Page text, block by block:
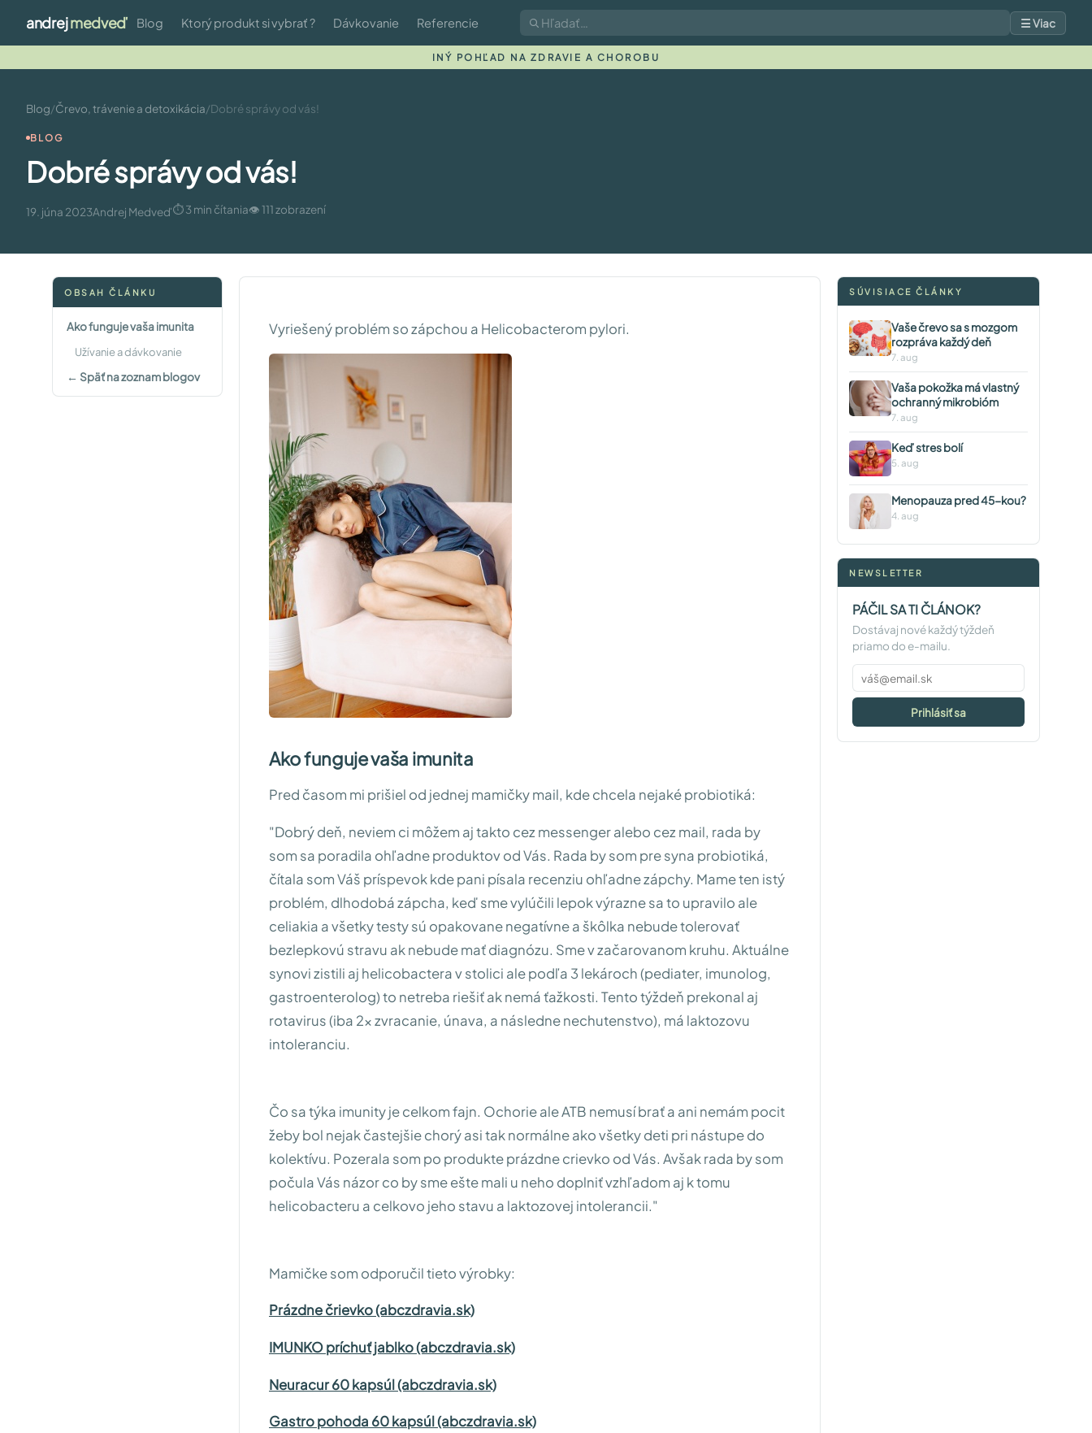
andrejmedveď Blog Ktorý produkt si vybrať ? Dávkovanie Referencie ☰ Viac
INÝ POHĽAD NA ZDRAVIE A CHOROBU
Blog/Črevo, trávenie a detoxikácia/Dobré správy od vás!
BLOG
Dobré správy od vás!
19. júna 2023Andrej Medveď⏱ 3 min čítania👁 111 zobrazení
OBSAH ČLÁNKU
Ako funguje vaša imunita
Užívanie a dávkovanie
← Späť na zoznam blogov
Vyriešený problém so zápchou a Helicobacterom pylori.
Ako funguje vaša imunita
Pred časom mi prišiel od jednej mamičky mail, kde chcela nejaké probiotiká:
"Dobrý deň, neviem ci môžem aj takto cez messenger alebo cez mail, rada by
som sa poradila ohľadne produktov od Vás. Rada by som pre syna probiotiká,
čítala som Váš príspevok kde pani písala recenziu ohľadne zápchy. Mame ten istý
problém, dlhodobá zápcha, keď sme vylúčili lepok výrazne sa to upravilo ale
celiakia a všetky testy sú opakovane negatívne a škôlka nebude tolerovať
bezlepkovú stravu ak nebude mať diagnózu. Sme v začarovanom kruhu. Aktuálne
synovi zistili aj helicobactera v stolici ale podľa 3 lekároch (pediater, imunolog,
gastroenterolog) to netreba riešiť ak nemá ťažkosti. Tento týždeň prekonal aj
rotavirus (iba 2x zvracanie, únava, a následne nechutenstvo), má laktozovu
intoleranciu.
Čo sa týka imunity je celkom fajn. Ochorie ale ATB nemusí brať a ani nemám pocit
žeby bol nejak častejšie chorý asi tak normálne ako všetky deti pri nástupe do
kolektívu. Pozerala som po produkte prázdne crievko od Vás. Avšak rada by som
počula Vás názor co by sme ešte mali u neho doplniť vzhľadom aj k tomu
helicobacteru a celkovo jeho stavu a laktozovej intolerancii."
Mamičke som odporučil tieto výrobky:
Prázdne črievko (abczdravia.sk)
IMUNKO príchuť jablko (abczdravia.sk)
Neuracur 60 kapsúl (abczdravia.sk)
Gastro pohoda 60 kapsúl (abczdravia.sk)
SÚVISIACE ČLÁNKY
Vaše črevo sa s mozgom
rozpráva každý deň
7. aug
Vaša pokožka má vlastný
ochranný mikrobióm
7. aug
Keď stres bolí
5. aug
Menopauza pred 45-kou?
4. aug
NEWSLETTER
PÁČIL SA TI ČLÁNOK?
Dostávaj nové každý týždeň
priamo do e-mailu.
Prihlásiť sa